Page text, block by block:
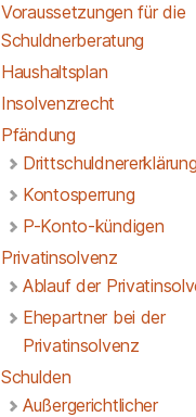
Voraussetzungen für die
Schuldnerberatung
Haushaltsplan
Insolvenzrecht
Pfändung
Drittschuldnererklärung
Kontosperrung
P-Konto-kündigen
Privatinsolvenz
Ablauf der
Ehepartner bei der
Privatinsolvenz
Schulden
Außergerichtlicher